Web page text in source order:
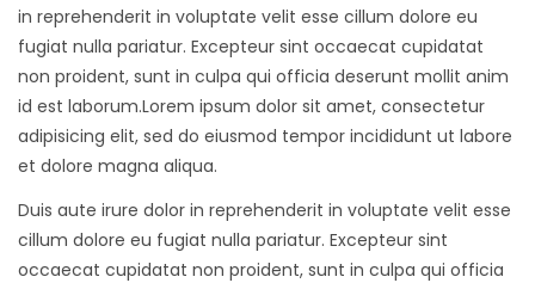
in reprehenderit in voluptate velit esse cillum dolore eu
fugiat nulla pariatur. Excepteur sint occaecat cupidatat
non proident, sunt in culpa qui officia deserunt mollit anim
id est laborum.Lorem ipsum dolor sit amet, consectetur
adipisicing elit, sed do eiusmod tempor incididunt ut labore
et dolore magna aliqua.
Duis aute irure dolor in reprehenderit in voluptate velit esse
cillum dolore eu fugiat nulla pariatur. Excepteur sint
occaecat cupidatat non proident, sunt in culpa qui officia